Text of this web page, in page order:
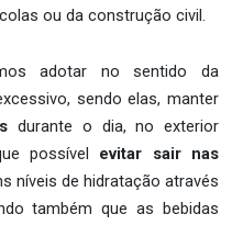
ou da construção civil.
adotar no sentido da
sendo elas, manter
durante o dia, no exterior
possível evitar sair nas
níveis de hidratação através
também que as bebidas